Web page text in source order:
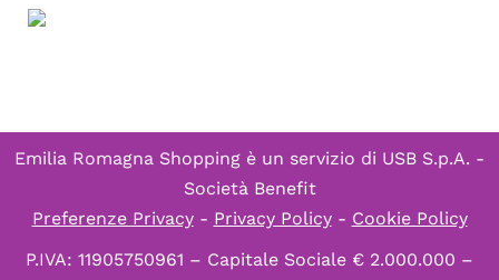
Emilia Romagna Shopping è un servizio di USB S.p.A. -
Società Benefit
Preferenze Privacy- Privacy Policy- Cookie Policy
P.IVA: 11905750961 – Capitale Sociale € 2.000.000 –